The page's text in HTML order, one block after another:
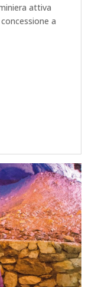
attiva
a